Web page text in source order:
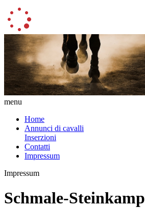
menu
Home
Annunci di cavalli
Inserzioni
Contatti
Impressum
Impressum
Schmale-Steinkamp